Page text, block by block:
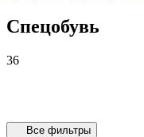
Спецобувь
36
Все фильтры